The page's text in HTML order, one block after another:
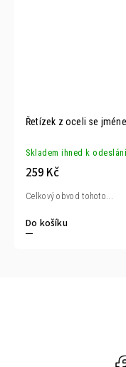
Řetízek z oceli se
Skladem ihned k odeslání
259 Kč
Do košíku
Celkový obvod tohoto...